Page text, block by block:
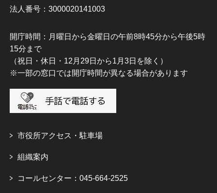
法人番号：3000020141003
開庁時間：月曜日から金曜日の午前8時45分から午後5時
15分まで
（祝日・休日・12月29日から1月3日を除く）
※一部の窓口では開庁時間が異なる場合があります
市役所アクセス・駐車場
組織案内
コールセンター：045-664-2525